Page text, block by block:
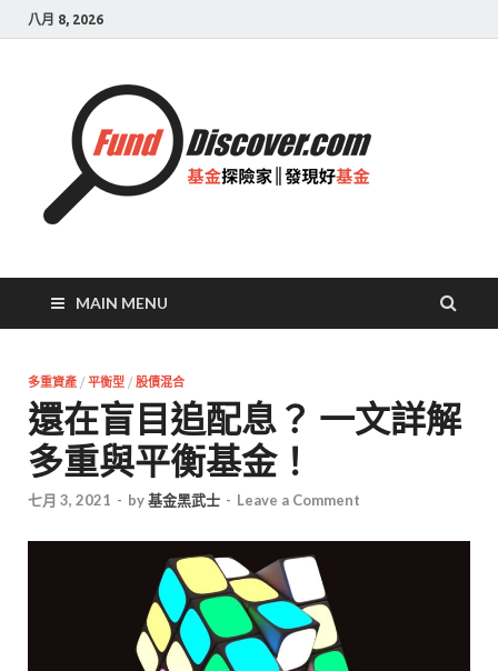
八月 8, 2026
發現
好基
MAIN MENU
多重資產 / 平衡型 / 股債混合
還在盲目追配息？ 一文詳解
多重與平衡基金！
七月 3, 2021 - by基金黑武士 - Leave a Comment